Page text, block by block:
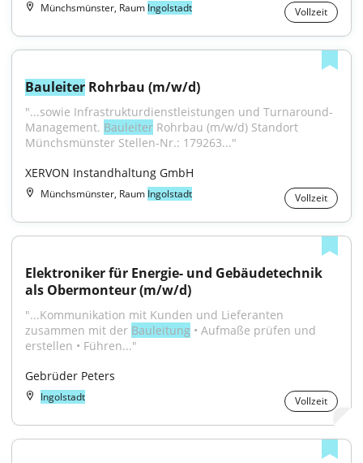
Münchsmünster, Raum Ingolstadt Vollzeit
Bauleiter Rohrbau (m/w/d)
"...sowie Infrastrukturdienstleistungen und Turnaround-
Management. Bauleiter Rohrbau (m/w/d) Standort
Münchsmünster Stellen-Nr.: 179263..."
XERVON Instandhaltung GmbH
Münchsmünster, Raum Ingolstadt Vollzeit
Elektroniker für Energie- und Gebäudetechnik
als Obermonteur (m/w/d)
"...Kommunikation mit Kunden und Lieferanten
zusammen mit der Bauleitung • Aufmaße prüfen und
erstellen • Führen..."
Gebrüder Peters
Ingolstadt Vollzeit